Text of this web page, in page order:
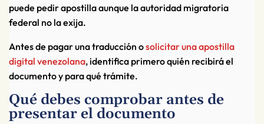
puede pedir apostilla aunque la autoridad migratoria
federal no la exija.
Antes de pagar una traducción osolicitar una apostilla
digital venezolana, identifica primero quién recibirá el
documento y para qué trámite.
Qué debes comprobar antes de
presentar el documento